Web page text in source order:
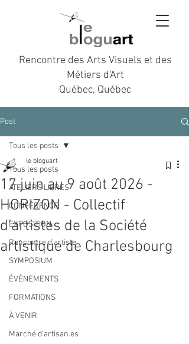
Rencontre des Arts Visuels et des
Métiers d'Art
Québec, Québec
Post
Tous les posts
ATELIERS LIBRES
CONFÉRENCE
EXPOSITION
Rencontre d’artiste
SYMPOSIUM
ÉVÈNEMENTS
FORMATIONS
À VENIR
Marché d'artisan.es
Tous les posts
17 juin au 9 août 2026 -
HORIZON - Collectif
d’artistes de la Société
artistique de Charlesbourg
le bloguart